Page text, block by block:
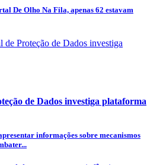
De Olho Na Fila, apenas 62 estavam
de Dados investiga plataforma
informações sobre mecanismos